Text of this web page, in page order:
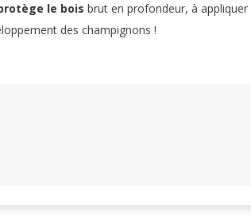
le bois brut en profondeur, à appliquer
des champignons !